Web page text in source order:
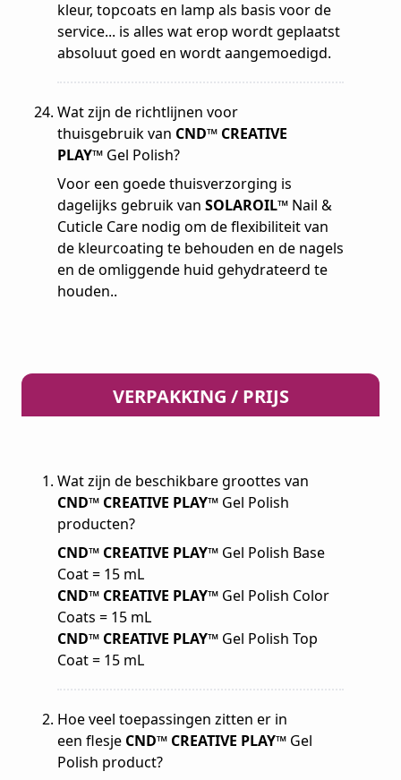
kleur, topcoats en lamp als basis voor de
service... is alles wat erop wordt geplaatst
absoluut goed en wordt aangemoedigd.
Wat zijn de richtlijnen voor
thuisgebruik van CND™ CREATIVE
PLAY™ Gel Polish?
Voor een goede thuisverzorging is
dagelijks gebruik van SOLAROIL™ Nail &
Cuticle Care nodig om de flexibiliteit van
de kleurcoating te behouden en de nagels
en de omliggende huid gehydrateerd te
houden..
VERPAKKING / PRIJS
Wat zijn de beschikbare groottes van
CND™ CREATIVE PLAY™ Gel Polish
producten?
CND™ CREATIVE PLAY™ Gel Polish Base
Coat = 15 mL
CND™ CREATIVE PLAY™ Gel Polish Color
Coats = 15 mL
CND™ CREATIVE PLAY™ Gel Polish Top
Coat = 15 mL
Hoe veel toepassingen zitten er in
een flesje CND™ CREATIVE PLAY™ Gel
Polish product?